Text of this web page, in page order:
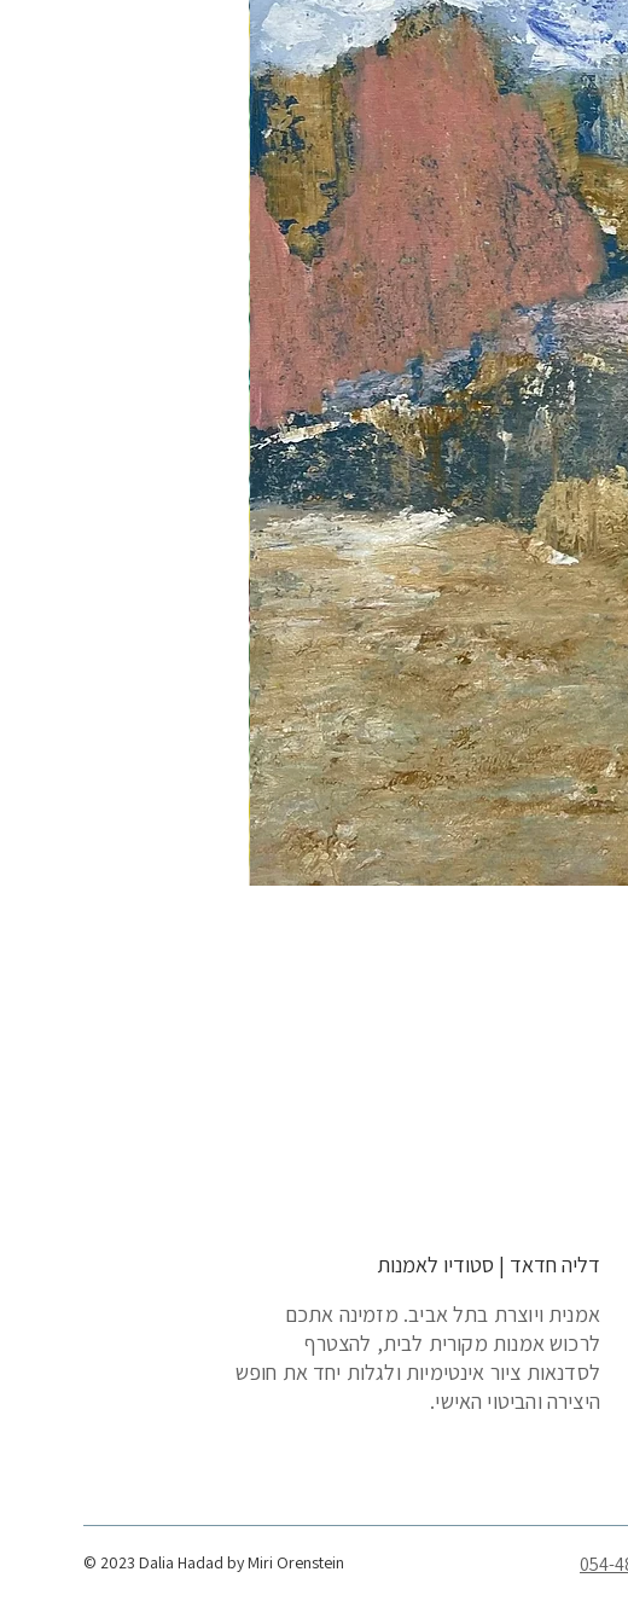
דליה חדאד | סטודיו לאמנות
אמנית ויוצרת בתל אביב. מזמינה אתכם
לרכוש אמנות מקורית לבית, להצטרף
לסדנאות ציור אינטימיות ולגלות יחד את חופש
היצירה והביטוי האישי.
© 2023 Dalia Hadad byMiri Orenstein 054-